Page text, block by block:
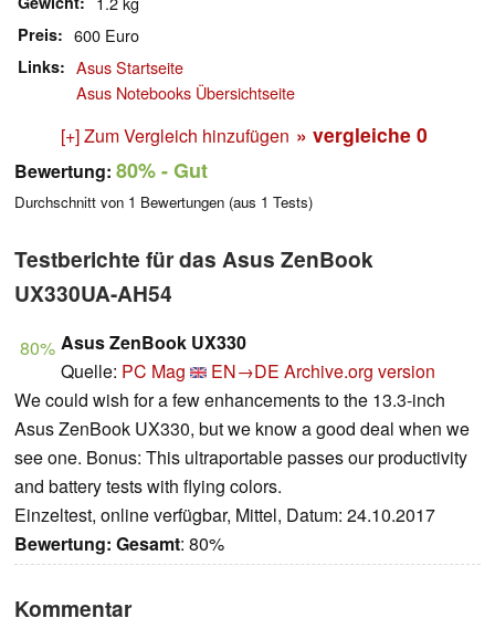
Preis 600 Euro
Links
Asus Startseite
Asus Notebooks Übersichtseite
[+] Zum Vergleich hinzufügen » vergleiche 0
Bewertung: 80%- Gut
Durchschnitt von 1 Bewertungen (aus 1 Tests)
Testberichte für das Asus ZenBook
UX330UA-AH54
80% Asus ZenBook UX330
Quelle: PC Mag EN→DE Archive.org version
We could wish for a few enhancements to the 13.3-inch
Asus ZenBook UX330, but we know a good deal when we
see one. Bonus: This ultraportable passes our productivity
and battery tests with flying colors.
Einzeltest, online verfügbar, Mittel, Datum: 24.10.2017
Bewertung: Gesamt: 80%
Kommentar